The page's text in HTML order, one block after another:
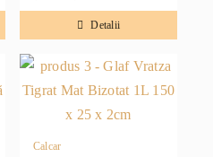
inițial
fost:
189.97 lei.
curent
142.48 lei.
Detalii
Calcar